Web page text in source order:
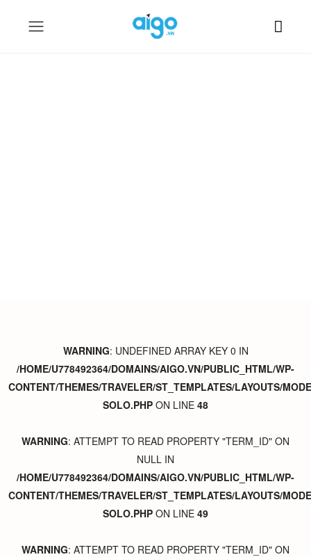
WARNING: UNDEFINED ARRAY KEY 0 IN
/HOME/U778492364/DOMAINS/AIGO.VN/PUBLIC_HTML/WP-
CONTENT/THEMES/TRAVELER/ST_TEMPLATES/LAYOUTS/
SOLO.PHP ON LINE 48
WARNING: ATTEMPT TO READ PROPERTY "TERM_ID" ON
NULL IN
/HOME/U778492364/DOMAINS/AIGO.VN/PUBLIC_HTML/WP-
CONTENT/THEMES/TRAVELER/ST_TEMPLATES/LAYOUTS/
SOLO.PHP ON LINE 49
WARNING: ATTEMPT TO READ PROPERTY "TERM_ID" ON